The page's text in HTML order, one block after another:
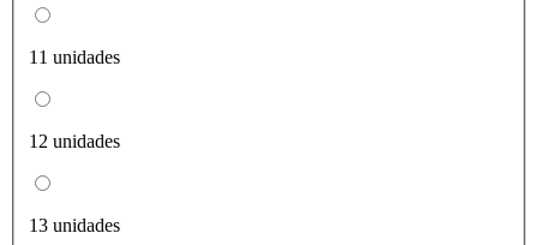
11 unidades
12 unidades
13 unidades